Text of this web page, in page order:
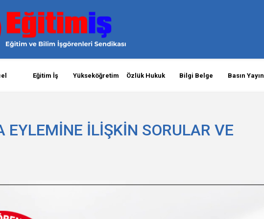
Eğitim İş Yükseköğretim Özlük Hukuk Bilgi Belge Basın Yayın
EYLEMİNE İLİŞKİN SORULAR VE